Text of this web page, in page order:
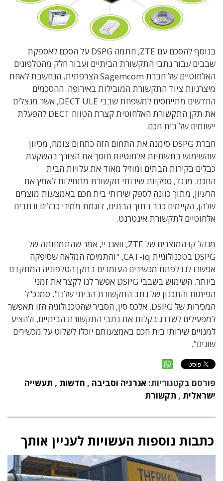
בנוסף להסכם עם ZTE, חתמה DSPG על הסכם לאספקת
שבבים עבור נתבי התקשורת הביתיים ועבור חלק מהטלפונים
האלחוטיים של חברת Sagemcom הצרפתית, הנחשבת לאחת
מיצרניות ציוד התקשורת המובילות באירופה. ההסכמים
החדשים מתייחסים למשפחת שבבי DECT ULE, אשר מנצלים
את תקן התקשורת האלחוטית קצרת הטווח DECT להפעלת
יישומים של בית חכם.
חברת DSPG סימנה את התחום הזה כתחום צומח, מכיוון
שהשימוש בתשתיות אלחוטיות חוסך את הצורך בהשקעת
כבלים בקירות הבתים ומוזיל מאוד את עלויות הבית
החכם. מנגד, ספקיות שירותי תקשורת מתחילות לאמץ את
הרעיון, מתוך כוונה לספק שירותי בית חכם באמצעות מוצרים
שלהן, הקיימים כבר בתוך הבתים, דוגמת ממירי כבלים ונתבים
אלחוטיים לתקשורת אינטרנט.
מנהל קו המוצרים של ZTE, וואנג יי, אמר שהתמחותה של
DSPG בטכנולוגיית CAT-iq, "והתמיכה המלאה שסיפקה
אפשרו לנו לפתח מכשירים העומדים בתקן הטלפוניה המתקדם
ביותר. השימוש בשבבי DSPG אפשר לנו לקצר את זמני
הפיתוח והתכנון של נתב התקשורת הביתי שלנו". סמנכ"ל
המכירות של DSPG, אלכס סין, הסביר שהטכנולוגיה הזו תאפשר
למפעילים לשדרג בקלות את נתבי התקשורת הביתיים, ולהציע
למנויים שירותי בית חכם באמצעותם יוכלו לשלוט על מכשירים
שונים".
פורסם בקטגוריות: אנרגיה וסביבה , חדשות , תעשייה
ישראלית , תקשורת
כתבות נוספות העשויות לעניין אותך